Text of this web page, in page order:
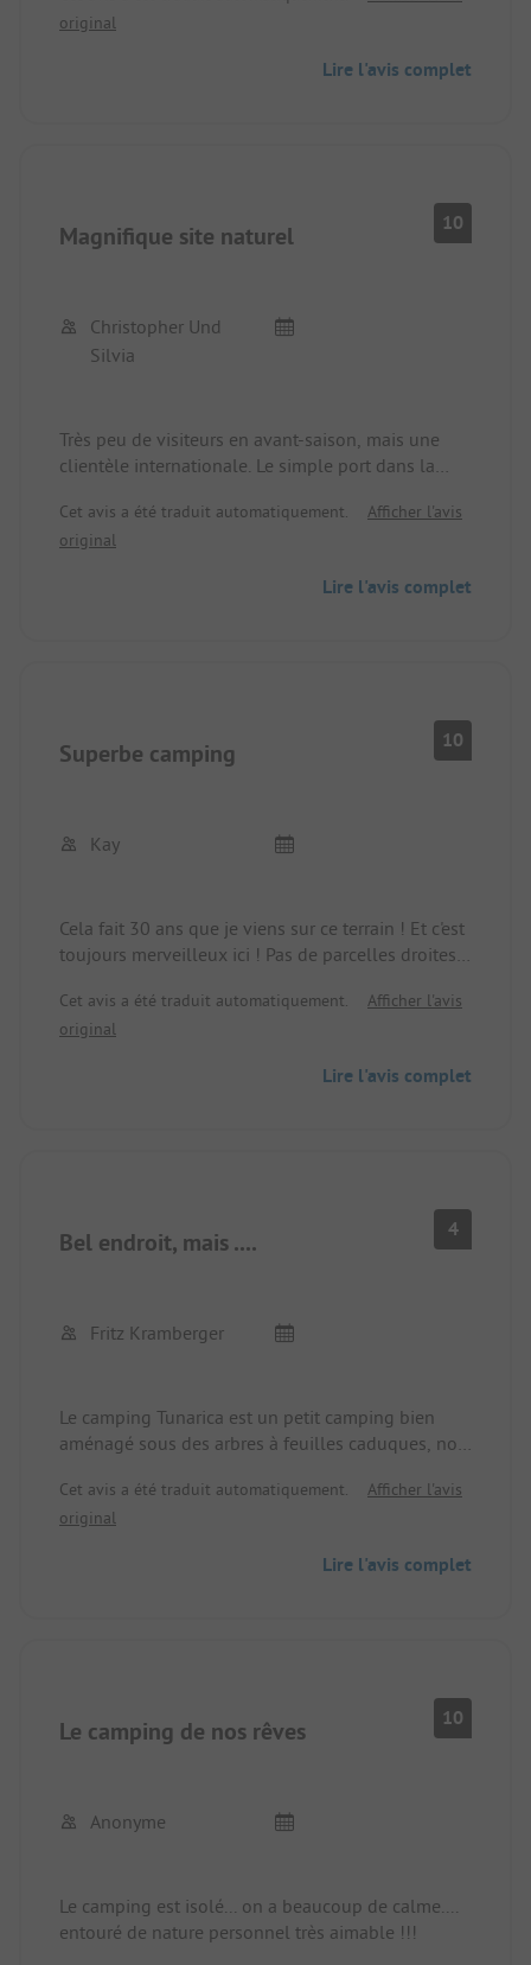
marché ouvert. Très isolé. Nous nous sommes
original
Lire l'avis complet
Magnifique site naturel 10
Christopher Und
Silvia
Très peu de visiteurs en avant-saison, mais une
clientèle internationale. Le simple port dans la
sports nautiques. À quelques mètres du terrain, il y
a de petites baies pour se baigner et prendre le
Les parcelles avec vue sur la mer à travers les
Cet avis a été traduit automatiquement.
Afficher l'avis
original
Lire l'avis complet
Superbe camping 10
Kay
Cela fait 30 ans que je viens sur ce terrain ! Et c'est
toujours merveilleux ici ! Pas de parcelles droites,
endroit très naturel, sous des conifères qui
donnent de l'ombre. On peut amarrer son bateau
baigner sur la petite plage de galets ne pose
Cet avis a été traduit automatiquement.
Afficher l'avis
original
Lire l'avis complet
Bel endroit, mais .... 4
Fritz Kramberger
Le camping Tunarica est un petit camping bien
aménagé sous des arbres à feuilles caduques, non
sanitaires sont toujours propres, on trouve le
nécessaire au kiosque. MAIS... inadapté aux tentes,
50 m de long (gravier) se trouve dans une lagune,
Cet avis a été traduit automatiquement.
Afficher l'avis
original
Lire l'avis complet
Le camping de nos rêves 10
Anonyme
Le camping est isolé... on a beaucoup de calme....
entouré de nature personnel très aimable !!!